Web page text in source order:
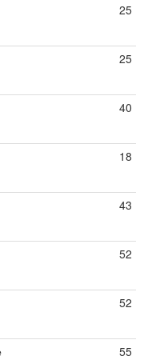
25
25
40
18
43
52
52
55